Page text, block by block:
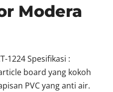
Modera
1224 Spesifikasi :
board yang kokoh
PVC yang anti air.